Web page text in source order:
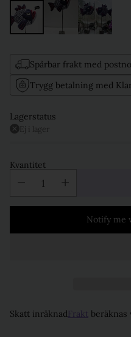
Spårbar frakt med
Trygg betalning med
Lagerstatus
Ej i lager
Kvantitet
Notify me
Skatt inräknadFrakt